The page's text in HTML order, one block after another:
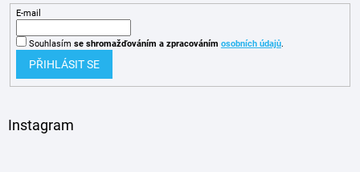
E-mail
Souhlasím se shromažďováním a zpracováním osobních údajů.
PŘIHLÁSIT SE
Instagram